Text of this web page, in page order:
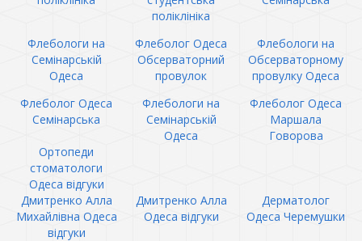
поліклініка
Флебологи на
Семінарській
Одеса
Флеболог Одеса
Обсерваторний
провулок
Флебологи на
Обсерваторному
провулку Одеса
Флеболог Одеса
Семінарська
Флебологи на
Семінарській
Одеса
Флеболог Одеса
Маршала
Говорова
Ортопеди
стоматологи
Одеса відгуки
Дмитренко Алла
Михайлівна Одеса
відгуки
Дмитренко Алла
Одеса відгуки
Дерматолог
Одеса Черемушки